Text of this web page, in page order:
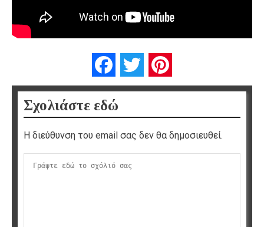
FacebookTwitter
Σχολιάστε εδώ
Η διεύθυνση του email σας δεν θα δημοσιευθεί.